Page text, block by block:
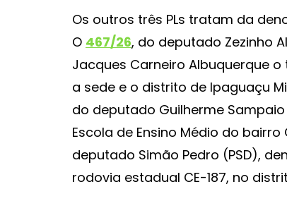
Os outros três PLs tratam da
O 467/26, do deputado Zezinho
Jacques Carneiro Albuquerque
a sede e o distrito de Ipaguaçu
do deputado Guilherme
Escola de Ensino Médio do
deputado Simão Pedro (PSD),
rodovia estadual CE-187, no